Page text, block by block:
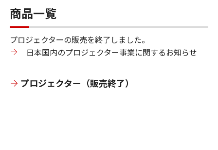
商品一覧
プロジェクターの販売を終了しました。
日本国内のプロジェクター事業に関するお知らせ
プロジェクター（販売終了）